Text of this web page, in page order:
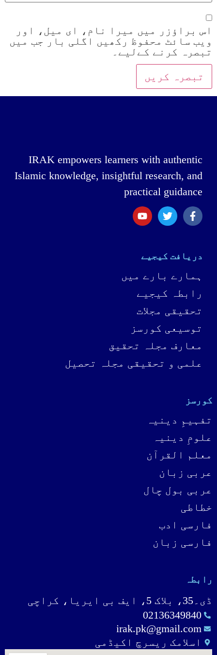
اس براؤزر میں میرا نام، ای میل، اور
ویب سائٹ محفوظ رکھیں اگلی بار جب میں
تبصرہ کرنے کےلیے۔
IRAK empowers learners with authentic
Islamic knowledge, insightful research, and
practical guidance
دریافت کیجیے
ہمارے بارے میں
رابطہ کیجیے
تحقیقی مجلات
توسیعی کورسز
معارف مجلہ تحقیق
علمی و تحقیقی مجلہ تحصیل
کورسز
تفہیمِ دینیہ
علومِ دینیہ
معلم القرآن
عربی زبان
عربی بول چال
خطاطی
فارسی ادب
فارسی زبان
رابطہ
ڈی۔35، بلاک 5، ایف بی ایریا، کراچی
02136349840
irak.pk@gmail.com
اسلامک ریسرچ اکیڈمی